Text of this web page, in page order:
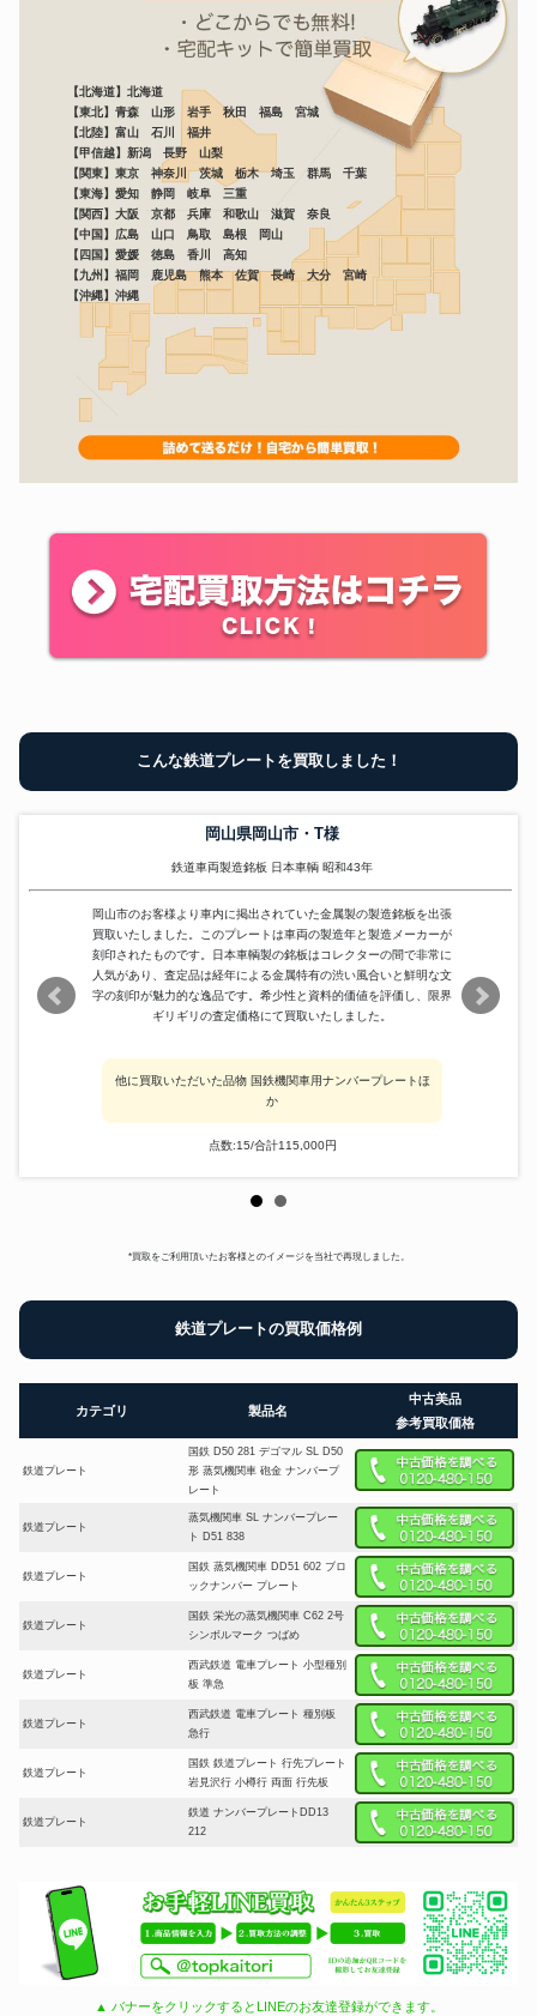
【北海道】北海道
【東北】青森 山形 岩手 秋田 福島 宮城
【北陸】富山 石川 福井
【甲信越】新潟 長野 山梨
【関東】東京 神奈川 茨城 栃木 埼玉 群馬 千葉
【東海】愛知 静岡 岐阜 三重
【関西】大阪 京都 兵庫 和歌山 滋賀 奈良
【中国】広島 山口 鳥取 島根 岡山
【四国】愛媛 徳島 香川 高知
【九州】福岡 鹿児島 熊本 佐賀 長崎 大分 宮崎
【沖縄】沖縄
こんな鉄道プレートを買取しました！
岡山県岡山市・T様
鉄道車両製造銘板 日本車輌 昭和43年
岡山市のお客様より車内に掲出されていた金属製の製造銘板を出張
買取いたしました。このプレートは車両の製造年と製造メーカーが
刻印されたものです。日本車輌製の銘板はコレクターの間で非常に
人気があり、査定品は経年による金属特有の渋い風合いと鮮明な文
字の刻印が魅力的な逸品です。希少性と資料的価値を評価し、限界
ギリギリの査定価格にて買取いたしました。
他に買取いただいた品物 国鉄機関車用ナンバープレートほ
か
点数:15/合計115,000円
*買取をご利用頂いたお客様とのイメージを当社で再現しました。
鉄道プレートの買取価格例
カテゴリ 製品名
中古美品
参考買取価格
鉄道プレート
国鉄 D50 281 デゴマル SL D50
形 蒸気機関車 砲金 ナンバープ
レート
鉄道プレート
蒸気機関車 SL ナンバープレー
ト D51 838
鉄道プレート
国鉄 蒸気機関車 DD51 602 ブロ
ックナンバー プレート
鉄道プレート
国鉄 栄光の蒸気機関車 C62 2号
シンボルマーク つばめ
鉄道プレート
西武鉄道 電車プレート 小型種別
板 準急
鉄道プレート
西武鉄道 電車プレート 種別板
急行
鉄道プレート
国鉄 鉄道プレート 行先プレート
岩見沢行 小樽行 両面 行先板
鉄道プレート
鉄道 ナンバープレートDD13
212
▲ バナーをクリックするとLINEのお友達登録ができます。